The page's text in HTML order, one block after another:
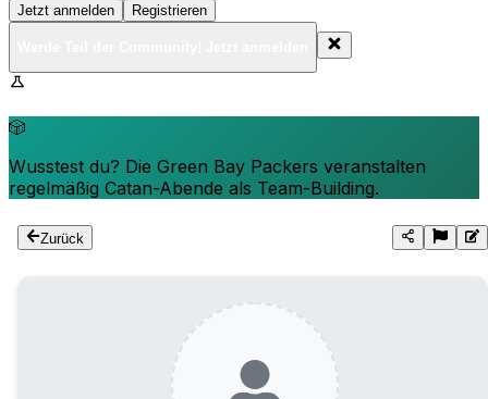
Jetzt anmelden Registrieren
🎲
Wusstest du? Die Green Bay Packers veranstalten
regelmäßig Catan-Abende als Team-Building.
Zurück